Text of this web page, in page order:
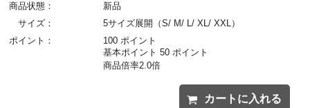
商品状態：
新品
サイズ：
5サイズ展開（S/ M/ L/ XL/ XXL）
ポイント：
100 ポイント
基本ポイント 50 ポイント
商品倍率2.0倍
カートに入れる